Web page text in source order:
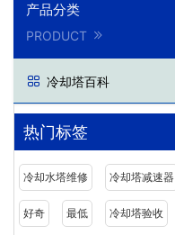
产品分类
PRODUCT
冷却塔百科
热门标签
冷却水塔维修 冷却塔减速器
好奇 最低 冷却塔验收